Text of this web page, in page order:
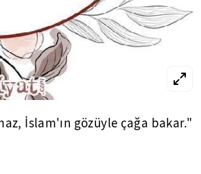
İslam'ın gözüyle çağa bakar."